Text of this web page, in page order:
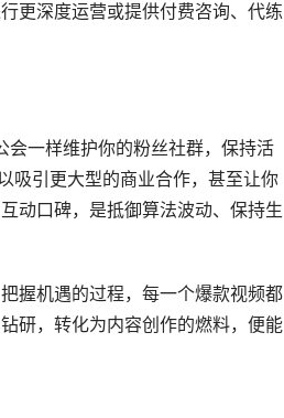
更深度运营或提供付费咨询、代练
会一样维护你的粉丝社群，保持活
吸引更大型的商业合作，甚至让你
动口碑，是抵御算法波动、保持生
握机遇的过程，每一个爆款视频都
研，转化为内容创作的燃料，便能